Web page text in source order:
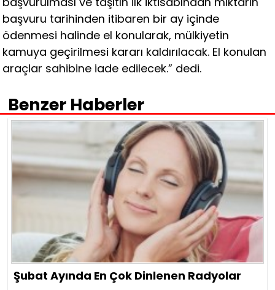
başvuru tarihinden itibaren bir ay içinde
ödenmesi halinde el konularak, mülkiyetin
kamuya geçirilmesi kararı kaldırılacak. El konulan
araçlar sahibine iade edilecek.” dedi.
Benzer Haberler
Şubat Ayında En Çok Dinlenen Radyolar